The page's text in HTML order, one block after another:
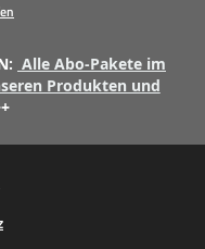
Alle Abo-Pakete im
Produkten und